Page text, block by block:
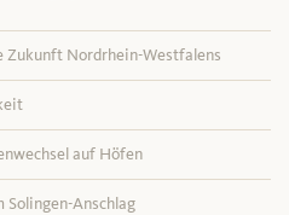
Zukunft Nordrhein-Westfalens
auf Höfen
Anschlag